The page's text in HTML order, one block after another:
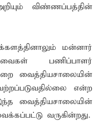
விண்ணப்பத்தின்
மன்னார்
பணிப்பாளர்
வைத்தியசாலையின்
என்ற
வைத்தியசாலையின்
வருகின்றது.